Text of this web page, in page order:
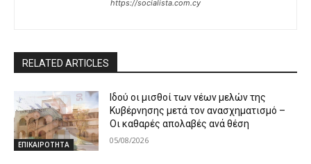
https://socialista.com.cy
RELATED ARTICLES
ΕΠΙΚΑΙΡΟΤΗΤΑ
Ιδού οι μισθοί των νέων μελών της
Κυβέρνησης μετά τον ανασχηματισμό –
Οι καθαρές απολαβές ανά θέση
05/08/2026